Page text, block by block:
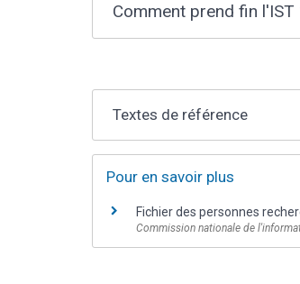
Comment prend fin l'IST
Textes de référence
Pour en savoir plus
Fichier des personnes
Commission nationale de